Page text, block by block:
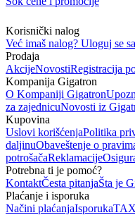
Korisnički nalog
Već imaš nalog? Uloguj se
Prodaja
AkcijeNovostiRegistracija
Kompanija Gigatron
O Kompaniji Gigatron
za zajednicuNovosti iz
Kupovina
Uslovi korišćenjaPolitika
daljinuObaveštenje o
potrošačaReklamacije
Potrebna ti je pomoć?
KontaktČesta pitanjaŠta je
Plaćanje i isporuka
Načini plaćanjaIsporuka